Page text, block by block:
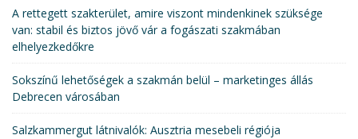
A rettegett szakterület, amire viszont mindenkinek szüksége
van: stabil és biztos jövő vár a fogászati szakmában
elhelyezkedőkre
Sokszínű lehetőségek a szakmán belül – marketinges állás
Debrecen városában
Salzkammergut látnivalók: Ausztria mesebeli régiója